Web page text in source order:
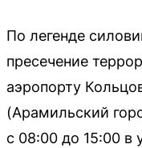
По легенде
пресечение
аэропорту
(Арамильский
с 08:00 до 15:00 в